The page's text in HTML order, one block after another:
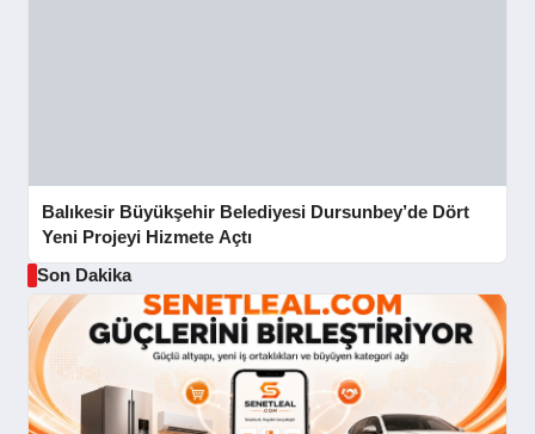
Balıkesir Büyükşehir Belediyesi Dursunbey’de Dört
Yeni Projeyi Hizmete Açtı
Son Dakika